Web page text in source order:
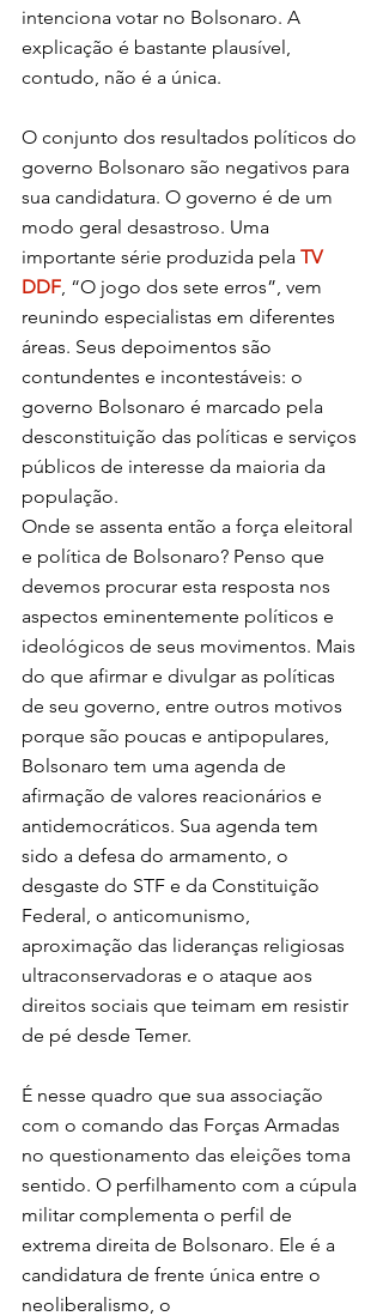
intenciona votar no Bolsonaro. A
explicação é bastante plausível,
contudo, não é a única.
O conjunto dos resultados políticos do
governo Bolsonaro são negativos para
sua candidatura. O governo é de um
modo geral desastroso. Uma
importante série produzida pela TV
DDF , “O jogo dos sete erros”, vem
reunindo especialistas em diferentes
áreas. Seus depoimentos são
contundentes e incontestáveis: o
governo Bolsonaro é marcado pela
desconstituição das políticas e serviços
públicos de interesse da maioria da
população.
Onde se assenta então a força eleitoral
e política de Bolsonaro? Penso que
devemos procurar esta resposta nos
aspectos eminentemente políticos e
ideológicos de seus movimentos. Mais
do que afirmar e divulgar as políticas
de seu governo, entre outros motivos
porque são poucas e antipopulares,
Bolsonaro tem uma agenda de
afirmação de valores reacionários e
antidemocráticos. Sua agenda tem
sido a defesa do armamento, o
desgaste do STF e da Constituição
Federal, o anticomunismo,
aproximação das lideranças religiosas
ultraconservadoras e o ataque aos
direitos sociais que teimam em resistir
de pé desde Temer.
É nesse quadro que sua associação
com o comando das Forças Armadas
no questionamento das eleições toma
sentido. O perfilhamento com a cúpula
militar complementa o perfil de
extrema direita de Bolsonaro. Ele é a
candidatura de frente única entre o
neoliberalismo, o